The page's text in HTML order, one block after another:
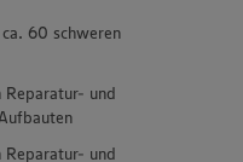
60 schweren
Reparatur- und
Reparatur- und